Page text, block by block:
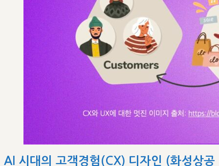
AI 시대의 고객경험(CX) 디자인 (화성상공